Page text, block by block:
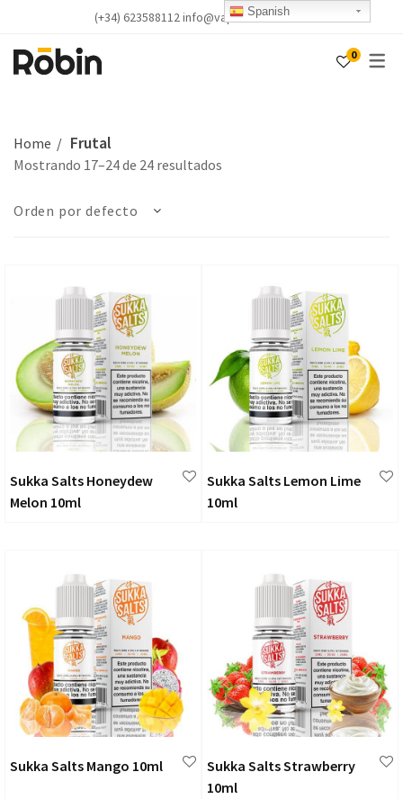
(+34) 623588112 info@vapealicante.com
0
Home Frutal
Mostrando 17–24 de 24 resultados
Orden por defecto
Sukka Salts Honeydew
Melon 10ml
Sukka Salts Lemon Lime
10ml
Sukka Salts Mango 10ml
Sukka Salts Strawberry
10ml
Spanish